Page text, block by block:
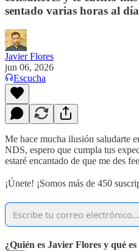
sentado varias horas al
Javier Flores
jun 06, 2026
Escucha
Me hace mucha ilusión saludarte
NDS, espero que cumpla tus
estaré encantado de que me des
¡Únete! ¡Somos más de 450
¿Quién es Javier Flores y qué